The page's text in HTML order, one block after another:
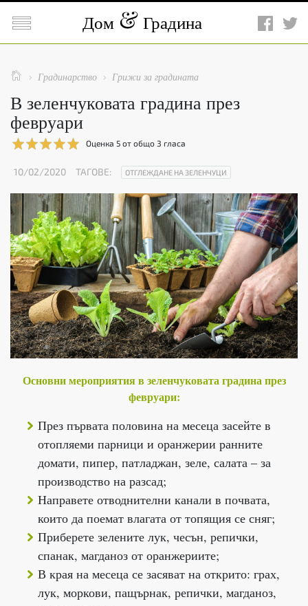
 Дом Градина
  Градинарство  Грижи за градината
В зеленчуковата градина през
февруари
Оценка 5 от общо 3 гласа
10/02/2020 ТАГОВЕ: ОТГЛЕЖДАНЕ НА ЗЕЛЕНЧУЦИ
Основни мероприятия в зеленчуковата градина през
февруари:
През първата половина на месеца засейте в
отопляеми парници и оранжерии ранните
домати, пипер, патладжан, зеле, салата – за
производство на разсад;
Направете отводнителни канали в почвата,
които да поемат влагата от топящия се сняг;
Приберете зелените лук, чесън, репички,
спанак, магданоз от оранжериите;
В края на месеца се засяват на открито: грах,
лук, моркови, пащърнак, репички, магданоз,